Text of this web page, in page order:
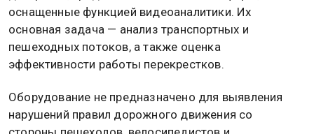
оснащенные функцией видеоаналитики. Их
основная задача — анализ транспортных и
пешеходных потоков, а также оценка
эффективности работы перекрестков.
Оборудование не предназначено для выявления
нарушений правил дорожного движения со